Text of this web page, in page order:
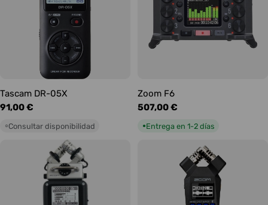
Tascam DR-05X
Precio
91,00 €
○Consultar disponibilidad
Zoom F6
Precio
507,00 €
●Entrega en 1-2 días